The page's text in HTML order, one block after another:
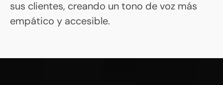
sus clientes, creando un tono de voz más
empático y accesible.